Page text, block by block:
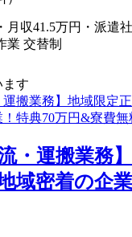
月収41.5万円・派遣
業 交替制
ます
・運搬業務
域密着の企